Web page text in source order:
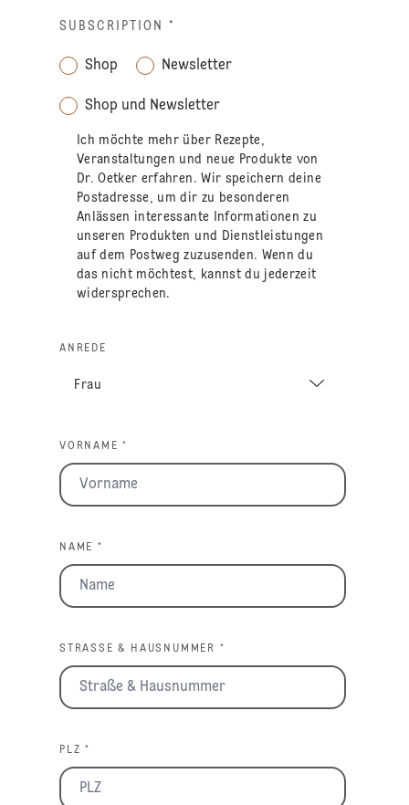
SUBSCRIPTION *
Shop Newsletter
Shop und Newsletter
Ich möchte mehr über Rezepte,
Veranstaltungen und neue Produkte von
Dr. Oetker erfahren. Wir speichern deine
Postadresse, um dir zu besonderen
Anlässen interessante Informationen zu
unseren Produkten und Dienstleistungen
auf dem Postweg zuzusenden. Wenn du
das nicht möchtest, kannst du jederzeit
widersprechen.
ANREDE
VORNAME *
NAME *
STRASSE & HAUSNUMMER *
PLZ *